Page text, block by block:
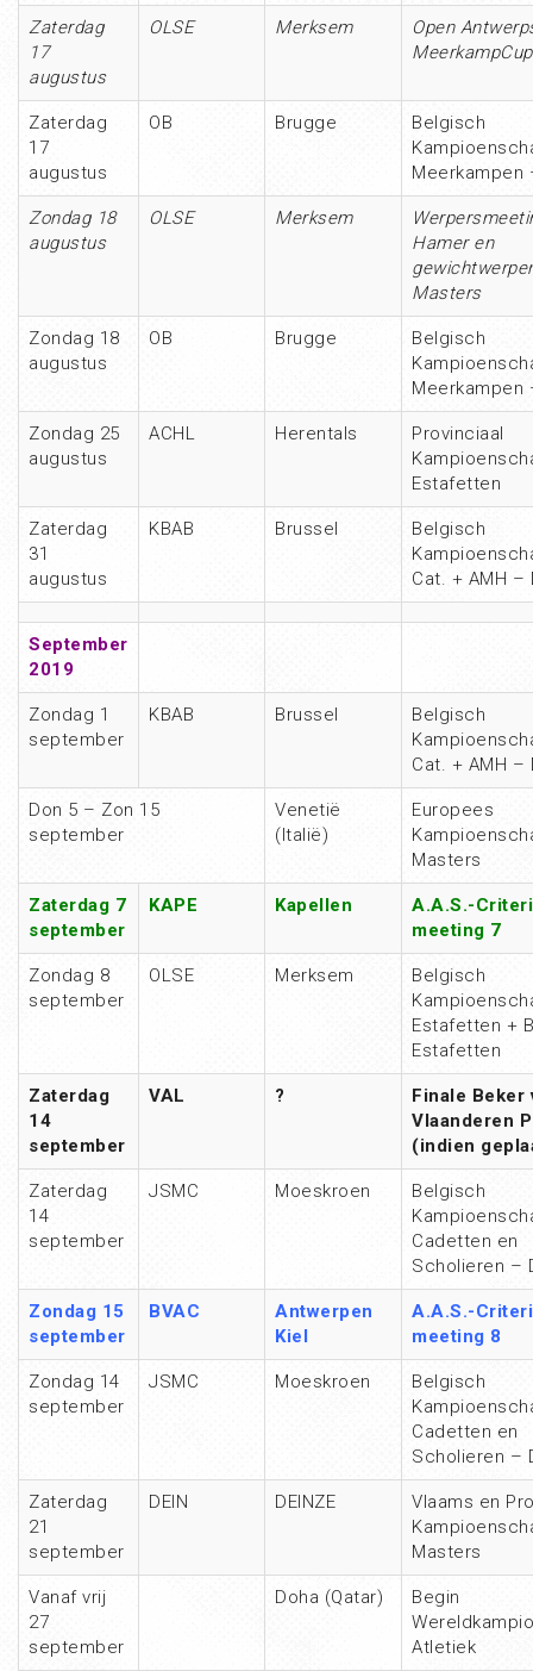
Zaterdag
17
augustus
OLSE Merksem
Open
Zaterdag
17
augustus
OB Brugge
Belgisch
Meerkampen
Zondag 18
augustus
OLSE Merksem
Hamer en
Masters
Zondag 18
augustus
OB Brugge
Belgisch
Meerkampen
Zondag 25
augustus
ACHL Herentals
Provinciaal
Estafetten
Zaterdag
31
augustus
KBAB Brussel
Belgisch
Cat. + AMH –
September
2019
Zondag 1
september
KBAB Brussel
Belgisch
Cat. + AMH –
Don 5 – Zon 15
september
Venetië
(Italië)
Europees
Masters
Zaterdag 7
september
KAPE Kapellen
A.A.S.-
meeting 7
Zondag 8
september
OLSE Merksem
Belgisch
Estafetten +
Estafetten
Zaterdag
14
september
VAL ?
Finale Beker
Vlaanderen
(indien
Zaterdag
14
september
JSMC Moeskroen
Belgisch
Cadetten en
Scholieren –
Zondag 15
september
BVAC
Antwerpen
Kiel
A.A.S.-
meeting 8
Zondag 14
september
JSMC Moeskroen
Belgisch
Cadetten en
Scholieren –
Zaterdag
21
september
DEIN DEINZE
Vlaams en
Masters
Vanaf vrij
27
september
Doha (Qatar)
Begin
Atletiek